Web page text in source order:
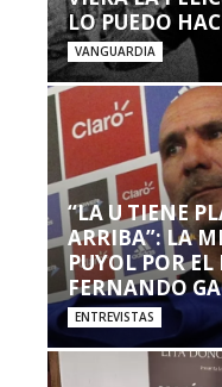
LO PUEDO
VANGUARDIA
“LA U TIENE
ARRIBA”: LA
PUYOL POR
FERNANDO
ENTREVISTAS